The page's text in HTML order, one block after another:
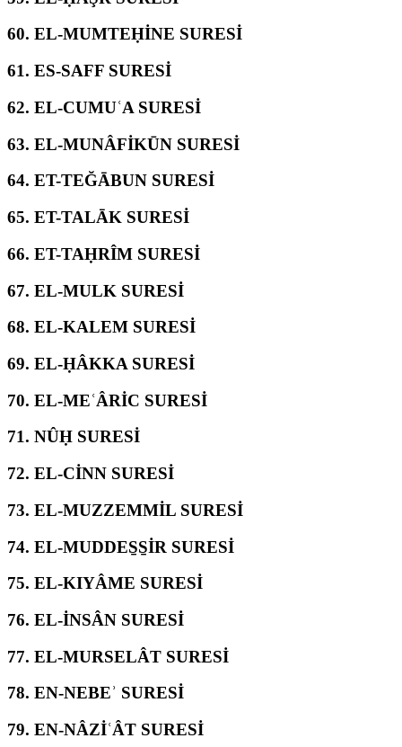
60. EL-MUMTEḤİNE SURESİ
61. ES-SAFF SURESİ
62. EL-CUMUʿA SURESİ
63. EL-MUNÂFİKŪN SURESİ
64. ET-TEĞĀBUN SURESİ
65. ET-TALĀK SURESİ
66. ET-TAḤRÎM SURESİ
67. EL-MULK SURESİ
68. EL-KALEM SURESİ
69. EL-ḤÂKKA SURESİ
70. EL-MEʿÂRİC SURESİ
71. NÛḤ SURESİ
72. EL-CİNN SURESİ
73. EL-MUZZEMMİL SURESİ
74. EL-MUDDES̱S̱İR SURESİ
75. EL-KIYÂME SURESİ
76. EL-İNSÂN SURESİ
77. EL-MURSELÂT SURESİ
78. EN-NEBEʾ SURESİ
79. EN-NÂZİʿÂT SURESİ